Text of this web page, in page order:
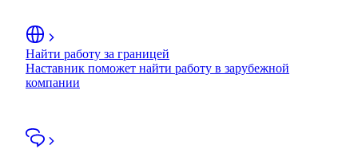
Найти работу за границей
Наставник поможет найти работу в зарубежной
компании